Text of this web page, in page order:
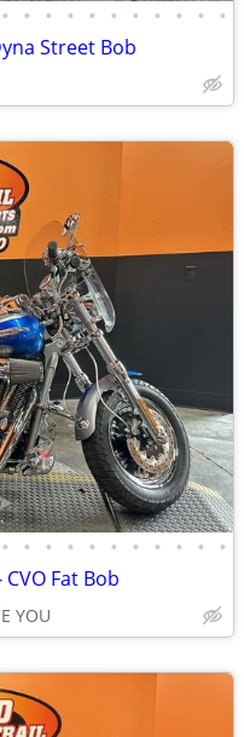
• • • • • • • • • • •
Street Bob
• • • • • • • • • • •
Fat Bob
YOU